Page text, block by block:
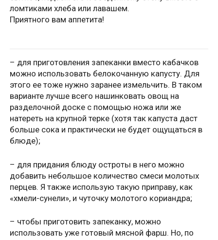
ломтиками хлеба или лавашем.
Приятного вам аппетита!
– для приготовления запеканки вместо кабачков
можно использовать белокочанную капусту. Для
этого ее тоже нужно заранее измельчить. В таком
варианте лучше всего нашинковать овощ на
разделочной доске с помощью ножа или же
натереть на крупной терке (хотя так капуста даст
больше сока и практически не будет ощущаться в
блюде);
– для придания блюду остроты в него можно
добавить небольшое количество смеси молотых
перцев. Я также использую такую приправу, как
«хмели-сунели», и чуточку молотого кориандра;
– чтобы приготовить запеканку, можно
использовать уже готовый мясной фарш. Но, по